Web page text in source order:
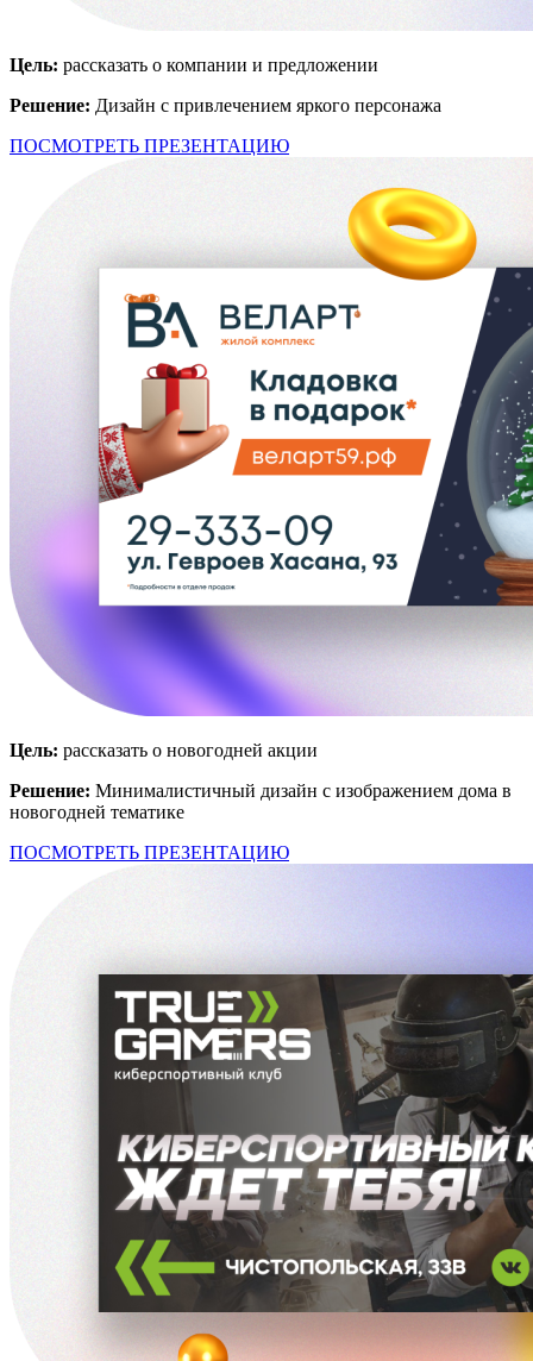
Цель: рассказать о компании и предложении
Решение: Дизайн с привлечением яркого персонажа
ПОСМОТРЕТЬ ПРЕЗЕНТАЦИЮ
Цель: рассказать о новогодней акции
Решение: Минималистичный дизайн с изображением дома в
новогодней тематике
ПОСМОТРЕТЬ ПРЕЗЕНТАЦИЮ